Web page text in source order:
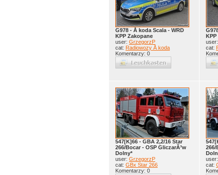
G978 - Å koda Scala - WRD
KPP Zakopane
user: GrzegorzP
cat: Radiowozy Å koda
Komentarzy: 0
KPP
cat:
547[K]66 - GBA 2,2/16 Star
266/Bocar - OSP GliczarÃ³w
Dolny*
user: GrzegorzP
cat: GBx Star 266
Komentarzy: 0
266/
cat: